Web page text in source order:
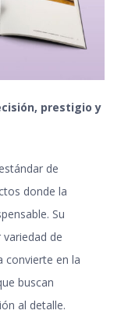
prestigio y
de
donde la
Su
de
convierte en la
buscan
al detalle.